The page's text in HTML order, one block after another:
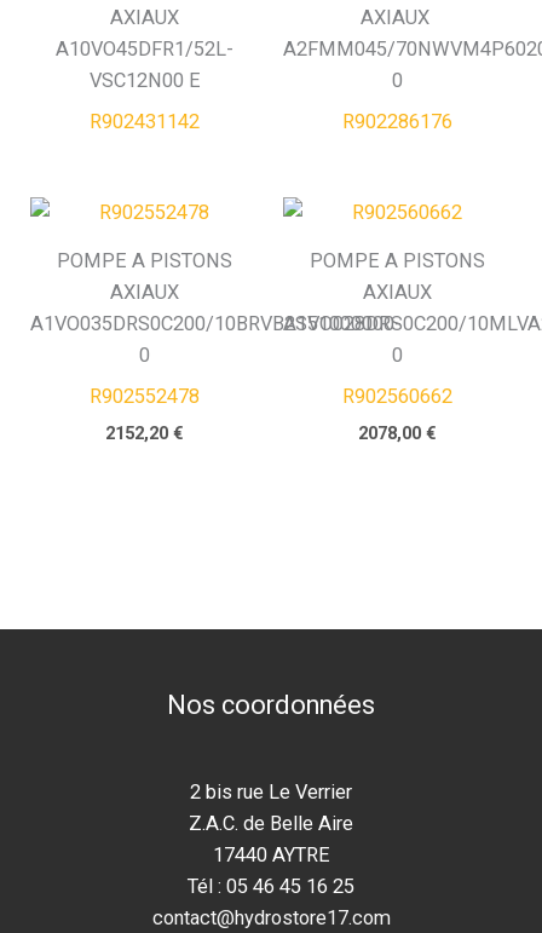
AXIAUX
A10VO45DFR1/52L-
VSC12N00 E
R902431142
AXIAUX
A2FMM045/
0
R902286176
POMPE A PISTONS
AXIAUX
A1VO035DRS0C200/10BRVB2S51000000-
0
R902552478
2152,20€
POMPE A PISTONS
AXIAUX
A1VO028DRS0C200/
0
R902560662
2078,00 €
Nos coordonnées
2 bis rue Le Verrier
Z.A.C. de Belle Aire
17440 AYTRE
Tél : 05 46 45 16 25
contact@hydrostore17.com